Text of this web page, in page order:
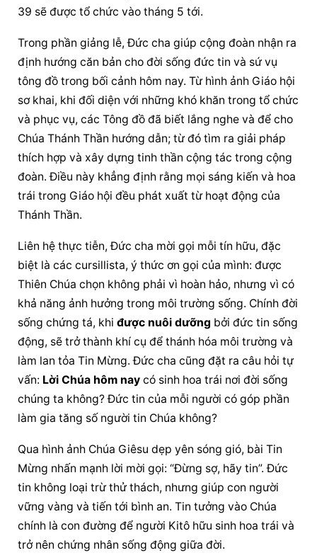
39 sẽ được tổ chức vào tháng 5 tới.
Trong phần giảng lễ, Đức cha giúp cộng đoàn nhận ra
định hướng căn bản cho đời sống đức tin và sứ vụ
tông đồ trong bối cảnh hôm nay. Từ hình ảnh Giáo hội
sơ khai, khi đối diện với những khó khăn trong tổ chức
và phục vụ, các Tông đồ đã biết lắng nghe và để cho
Chúa Thánh Thần hướng dẫn; từ đó tìm ra giải pháp
thích hợp và xây dựng tinh thần cộng tác trong cộng
đoàn. Điều này khẳng định rằng mọi sáng kiến và hoa
trái trong Giáo hội đều phát xuất từ hoạt động của
Thánh Thần.
Liên hệ thực tiễn, Đức cha mời gọi mỗi tín hữu, đặc
biệt là các cursillista, ý thức ơn gọi của mình: được
Thiên Chúa chọn không phải vì hoàn hảo, nhưng vì có
khả năng ảnh hưởng trong môi trường sống. Chính đời
sống chứng tá, khi được nuôi dưỡng bởi đức tin sống
động, sẽ trở thành khí cụ để thánh hóa môi trường và
làm lan tỏa Tin Mừng. Đức cha cũng đặt ra câu hỏi tự
vấn: Lời Chúa hôm nay có sinh hoa trái nơi đời sống
chúng ta không? Đức tin của mỗi người có góp phần
làm gia tăng số người tin Chúa không?
Qua hình ảnh Chúa Giêsu dẹp yên sóng gió, bài Tin
Mừng nhấn mạnh lời mời gọi: “Đừng sợ, hãy tin”. Đức
tin không loại trừ thử thách, nhưng giúp con người
vững vàng và tiến tới bình an. Tin tưởng vào Chúa
chính là con đường để người Kitô hữu sinh hoa trái và
trở nên chứng nhân sống động giữa đời.